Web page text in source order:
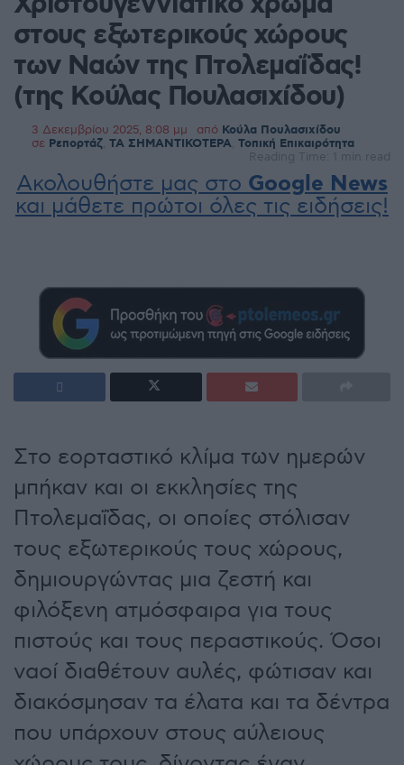
στους εξωτερικούς χώρους
των Ναών της Πτολεμαΐδας!
(της Κούλας Πουλασιχίδου)
3 Δεκεμβρίου 2025, 8:08 μμ από Κούλα Πουλασιχίδου
σε Ρεπορτάζ ΤΑ ΣΗΜΑΝΤΙΚΟΤΕΡΑ Τοπική Επικαιρότητα
Reading Time: 1 min read
Ακολουθήστε μας στο Google News
και μάθετε πρώτοι όλες τις ειδήσεις!
Στο εορταστικό κλίμα των ημερών
μπήκαν και οι εκκλησίες της
Πτολεμαΐδας, οι οποίες στόλισαν
τους εξωτερικούς τους χώρους,
δημιουργώντας μια ζεστή και
φιλόξενη ατμόσφαιρα για τους
πιστούς και τους περαστικούς. Όσοι
ναοί διαθέτουν αυλές, φώτισαν και
διακόσμησαν τα έλατα και τα δέντρα
που υπάρχουν στους αύλειους